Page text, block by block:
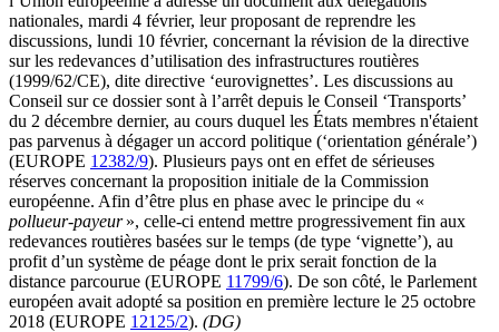
nationales, mardi 4 février, leur proposant de reprendre les
discussions, lundi 10 février, concernant la révision de la directive
sur les redevances d’utilisation des infrastructures routières
(1999/62/CE), dite directive ‘eurovignettes’. Les discussions au
Conseil sur ce dossier sont à l’arrêt depuis le Conseil ‘Transports’
du 2 décembre dernier, au cours duquel les États membres n'étaient
pas parvenus à dégager un accord politique (‘orientation générale’)
(EUROPE 12382/9). Plusieurs pays ont en effet de sérieuses
réserves concernant la proposition initiale de la Commission
européenne. Afin d’être plus en phase avec le principe du «
pollueur-payeur», celle-ci entend mettre progressivement fin aux
redevances routières basées sur le temps (de type ‘vignette’), au
profit d’un système de péage dont le prix serait fonction de la
distance parcourue (EUROPE 11799/6). De son côté, le Parlement
européen avait adopté sa position en première lecture le 25 octobre
2018 (EUROPE 12125/2). (DG)